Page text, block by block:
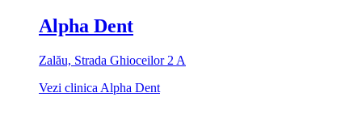
Alpha Dent
Zalău, Strada Ghioceilor 2 A
Vezi clinica Alpha Dent